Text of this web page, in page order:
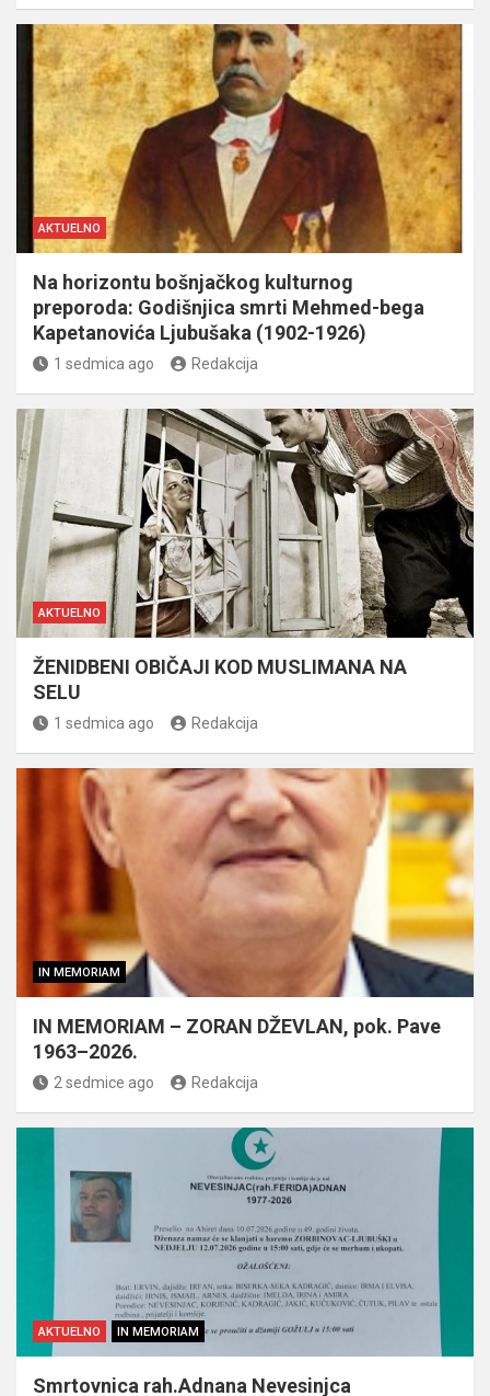
AKTUELNO
Na horizontu bošnjačkog kulturnog
preporoda: Godišnjica smrti Mehmed-bega
Kapetanovića Ljubušaka (1902-1926)
1 sedmica ago Redakcija
AKTUELNO
ŽENIDBENI OBIČAJI KOD MUSLIMANA NA
SELU
1 sedmica ago Redakcija
IN MEMORIAM
IN MEMORIAM – ZORAN DŽEVLAN, pok. Pave
1963–2026.
2 sedmice ago Redakcija
AKTUELNO IN MEMORIAM
Smrtovnica rah.Adnana Nevesinjca